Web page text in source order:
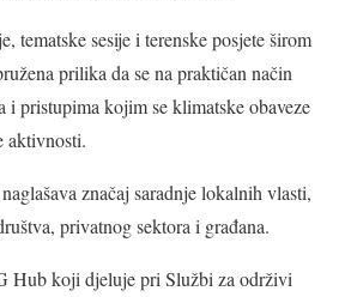
tematske sesije i terenske posjete širom
prilika da se na praktičan način
i pristupima kojim se klimatske obaveze
aktivnosti.
značaj saradnje lokalnih vlasti,
privatnog sektora i građana.
Hub koji djeluje pri Službi za održivi